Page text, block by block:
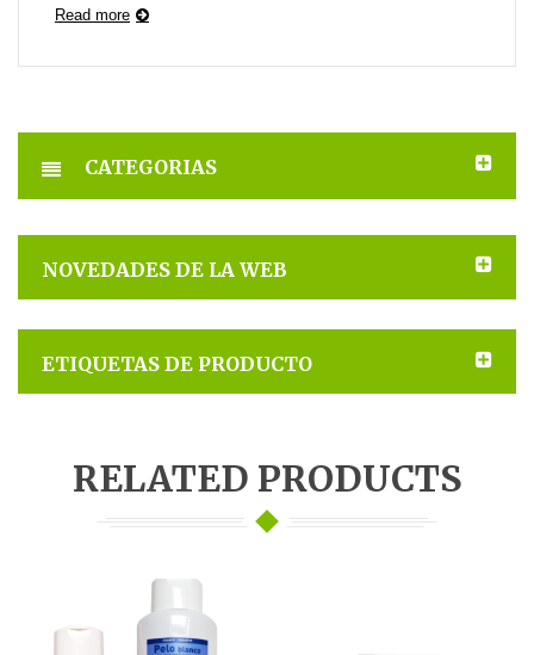
MEDIDA 17 cm.
Read more
CATEGORIAS
NOVEDADES DE LA WEB
ETIQUETAS DE PRODUCTO
RELATED PRODUCTS